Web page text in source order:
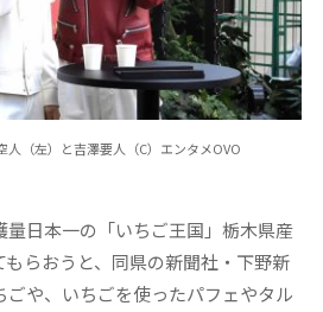
人（左）と吉澤要人（C）エンタメOVO
日本一の「いちご王国」栃木県産
らおうと、同県の新聞社・下野新
や、いちごを使ったパフェやタル